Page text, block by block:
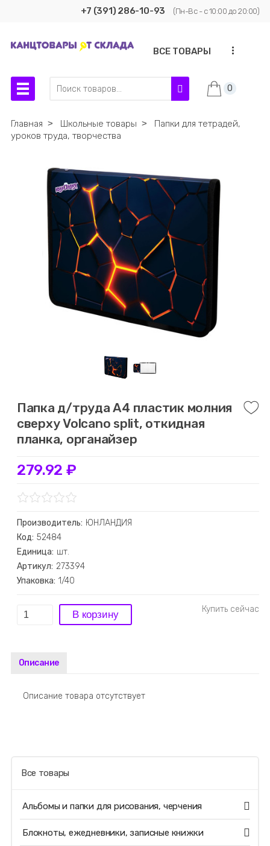
+7 (391) 286-10-93 (Пн-Вс - с 10:00 до 20:00)
ВСЕ ТОВАРЫ ...
0
Главная ˃ Школьные товары ˃
Папки для тетрадей,
уроков труда, творчества
Папка д/труда А4 пластик молния
сверху Volcano split, откидная
планка, органайзер
279.92 ₽
Производитель: ЮНЛАНДИЯ
Код: 52484
Единица: шт.
Артикул: 273394
Упаковка: 1/40
Описание
Описание товара отсутствует
Все товары
Альбомы и папки для рисования, черчения
Блокноты, ежедневники, записные книжки